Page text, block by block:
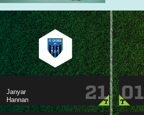


21
T 01
T